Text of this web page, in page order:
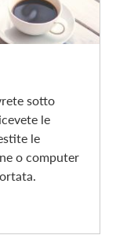
sotto
le
le
o computer